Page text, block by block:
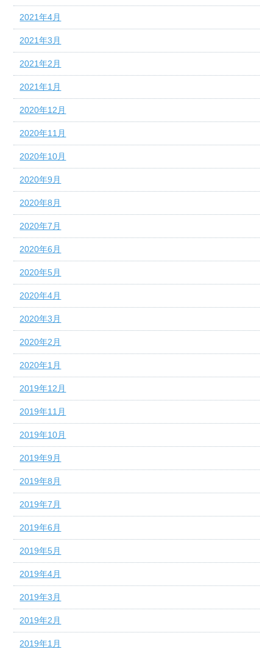
2021年4月
2021年3月
2021年2月
2021年1月
2020年12月
2020年11月
2020年10月
2020年9月
2020年8月
2020年7月
2020年6月
2020年5月
2020年4月
2020年3月
2020年2月
2020年1月
2019年12月
2019年11月
2019年10月
2019年9月
2019年8月
2019年7月
2019年6月
2019年5月
2019年4月
2019年3月
2019年2月
2019年1月